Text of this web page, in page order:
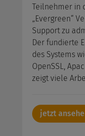
Teilnehmer in
„Evergreen“
Support zu
Der fundierte
des Systems
OpenSSL,
zeigt viele
jetzt